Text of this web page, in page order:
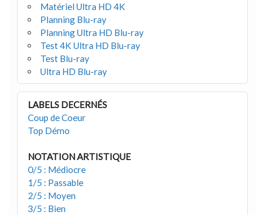
Matériel Ultra HD 4K
Planning Blu-ray
Planning Ultra HD Blu-ray
Test 4K Ultra HD Blu-ray
Test Blu-ray
Ultra HD Blu-ray
LABELS DECERNÉS
Coup de Coeur
Top Démo
NOTATION ARTISTIQUE
0/5 : Médiocre
1/5 : Passable
2/5 : Moyen
3/5 : Bien